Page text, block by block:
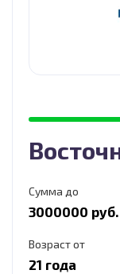
Сумма до
3000000 руб.
Возраст от
21 года